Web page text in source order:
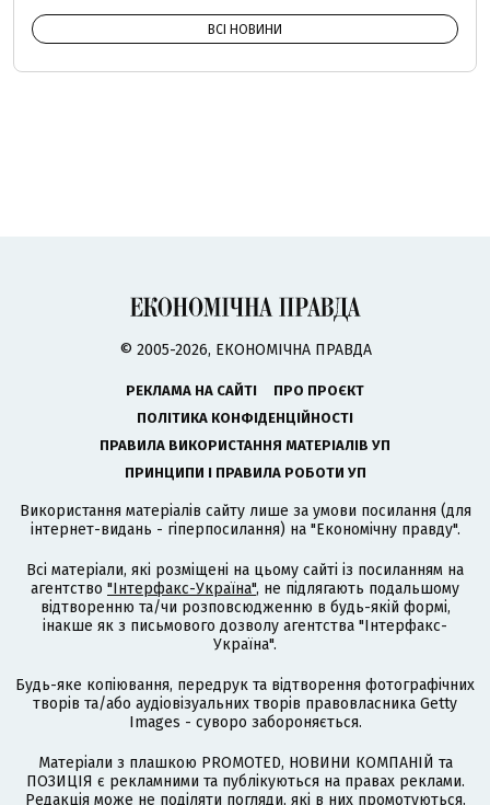
ВСІ НОВИНИ
© 2005-2026, ЕКОНОМІЧНА ПРАВДА
РЕКЛАМА НА САЙТІ
ПРО ПРОЄКТ
ПОЛІТИКА КОНФІДЕНЦІЙНОСТІ
ПРАВИЛА ВИКОРИСТАННЯ МАТЕРІАЛІВ УП
ПРИНЦИПИ І ПРАВИЛА РОБОТИ УП
Використання матеріалів сайту лише за умови посилання (для
інтернет-видань - гіперпосилання) на "Економічну правду".
Всі матеріали, які розміщені на цьому сайті із посиланням на
агентство "Інтерфакс-Україна", не підлягають подальшому
відтворенню та/чи розповсюдженню в будь-якій формі,
інакше як з письмового дозволу агентства "Інтерфакс-
Україна".
Будь-яке копіювання, передрук та відтворення фотографічних
творів та/або аудіовізуальних творів правовласника Getty
Images - суворо забороняється.
Матеріали з плашкою PROMOTED, НОВИНИ КОМПАНІЙ та
ПОЗИЦІЯ є рекламними та публікуються на правах реклами.
Редакція може не поділяти погляди, які в них промотуються.